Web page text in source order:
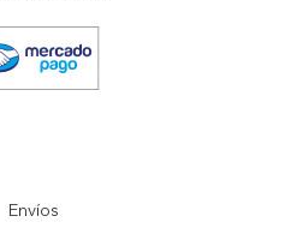
Envíos